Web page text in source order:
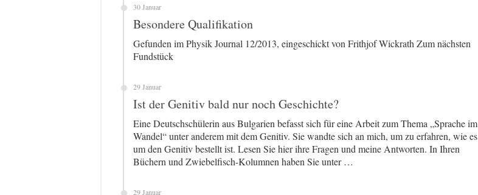
30 Januar
Besondere Qualifikation
Gefunden im Physik Journal 12/2013, eingeschickt von Frithjof Wickrath Zum nächsten
Fundstück
29 Januar
Ist der Genitiv bald nur noch Geschichte?
Eine Deutschschülerin aus Bulgarien befasst sich für eine Arbeit zum Thema „Sprache im
Wandel“ unter anderem mit dem Genitiv. Sie wandte sich an mich, um zu erfahren, wie es
um den Genitiv bestellt ist. Lesen Sie hier ihre Fragen und meine Antworten. In Ihren
Büchern und Zwiebelfisch-Kolumnen haben Sie unter …
29 Januar